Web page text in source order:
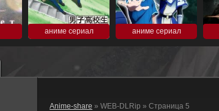
аниме сериал аниме сериал
Anime-share » WEB-DLRip » Страница 5